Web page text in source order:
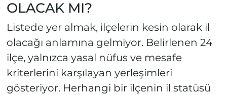
OLACAK MI?
Listede yer almak, ilçelerin kesin olarak il
olacağı anlamına gelmiyor. Belirlenen 24
ilçe, yalnızca yasal nüfus ve mesafe
kriterlerini karşılayan yerleşimleri
gösteriyor. Herhangi bir ilçenin il statüsü